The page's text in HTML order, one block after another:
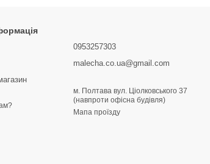
0953257303
malecha.co.ua@gmail.com
м. Полтава вул. Ціолковського 37
(навпроти офісна будівля)
Мапа проїзду